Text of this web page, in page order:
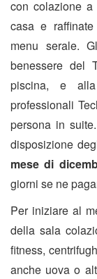
con colazione
casa e
menu serale.
benessere del
piscina, e
professionali
persona in
disposizione
mese di
giorni se ne
Per iniziare al
della sala
fitness,
anche uova o